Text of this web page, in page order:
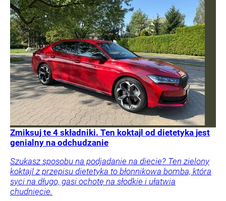
Zmiksuj te 4 składniki. Ten koktajl od dietetyka jest
genialny na odchudzanie
Szukasz sposobu na podjadanie na diecie? Ten zielony
koktajl z przepisu dietetyka to błonnikowa bomba, która
syci na długo, gasi ochotę na słodkie i ułatwia
chudnięcie.